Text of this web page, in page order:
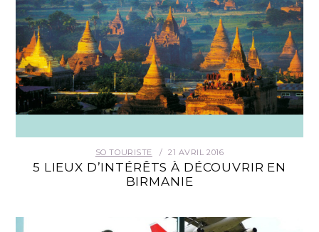
SO TOURISTE 21 AVRIL 2016
5 LIEUX D’INTÉRÊTS À DÉCOUVRIR EN
BIRMANIE